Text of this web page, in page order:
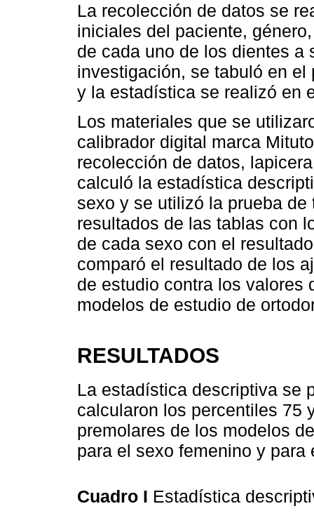
La recolección de datos se
iniciales del paciente,
de cada uno de los dientes a
investigación, se tabuló en
y la estadística se realizó en
Los materiales que se
calibrador digital marca
recolección de datos,
calculó la estadística
sexo y se utilizó la prueba
resultados de las tablas con
de cada sexo con el
comparó el resultado de los
de estudio contra los valores
modelos de estudio de
RESULTADOS
La estadística descriptiva se
calcularon los percentiles 75
premolares de los modelos
para el sexo femenino y para
Cuadro I Estadística